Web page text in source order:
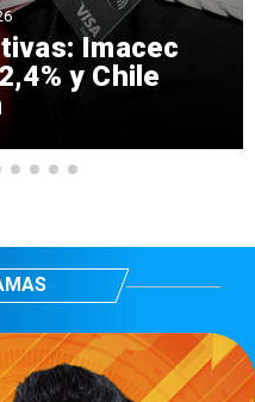
Imacec
y Chile